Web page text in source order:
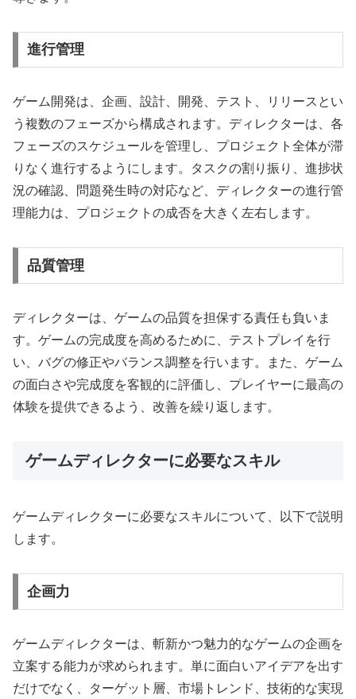
進行管理
ゲーム開発は、企画、設計、開発、テスト、リリースとい
う複数のフェーズから構成されます。ディレクターは、各
フェーズのスケジュールを管理し、プロジェクト全体が滞
りなく進行するようにします。タスクの割り振り、進捗状
況の確認、問題発生時の対応など、ディレクターの進行管
理能力は、プロジェクトの成否を大きく左右します。
品質管理
ディレクターは、ゲームの品質を担保する責任も負いま
す。ゲームの完成度を高めるために、テストプレイを行
い、バグの修正やバランス調整を行います。また、ゲーム
の面白さや完成度を客観的に評価し、プレイヤーに最高の
体験を提供できるよう、改善を繰り返します。
ゲームディレクターに必要なスキル
ゲームディレクターに必要なスキルについて、以下で説明
します。
企画力
ゲームディレクターは、斬新かつ魅力的なゲームの企画を
立案する能力が求められます。単に面白いアイデアを出す
だけでなく、ターゲット層、市場トレンド、技術的な実現